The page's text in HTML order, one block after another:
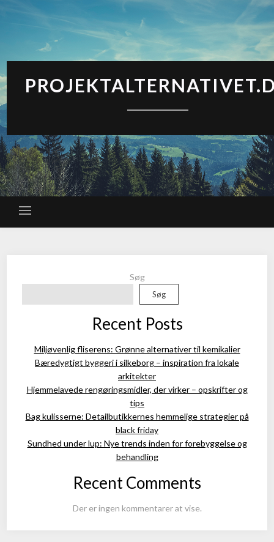
Søg
Søg
Recent Posts
Miljøvenlig fliserens: Grønne alternativer til kemikalier
Bæredygtigt byggeri i silkeborg – inspiration fra lokale
arkitekter
Hjemmelavede rengøringsmidler, der virker – opskrifter og
tips
Bag kulisserne: Detailbutikkernes hemmelige strategier på
black friday
Sundhed under lup: Nye trends inden for forebyggelse og
behandling
Recent Comments
Der er ingen kommentarer at vise.